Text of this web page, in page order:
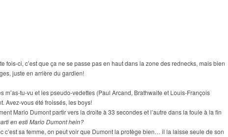
fois-ci, c’est que ça ne se passe pas en haut dans la zone des rednecks, mais bien
juste en arrière du gardien!
m’as-tu-vu et les pseudo-vedettes (Paul Arcand, Brathwaite et Louis-François
Avez-vous été froissés, les boys!
Mario Dumont partir vers la droite à 33 secondes et l’autre dans la foule à la fin
en esti Mario Dumont hein?
c’est sa femme, on peut voir que Dumont la protège bien… il la laisse seule de son